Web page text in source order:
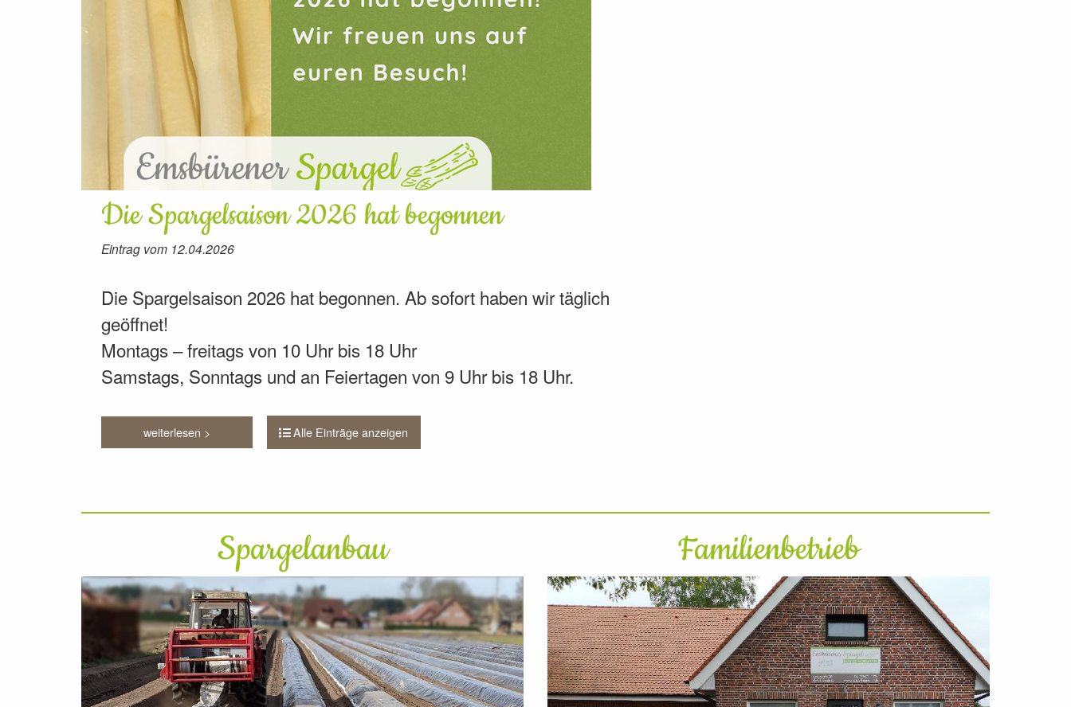
Die Spargelsaison 2026 hat begonnen
Eintrag vom 12.04.2026
Die Spargelsaison 2026 hat begonnen. Ab sofort haben wir täglich
geöffnet!
Montags – freitags von 10 Uhr bis 18 Uhr
Samstags, Sonntags und an Feiertagen von 9 Uhr bis 18 Uhr.
weiterlesen > Alle Einträge anzeigen
Spargelanbau Familienbetrieb